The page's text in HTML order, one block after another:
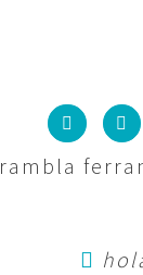
rambla